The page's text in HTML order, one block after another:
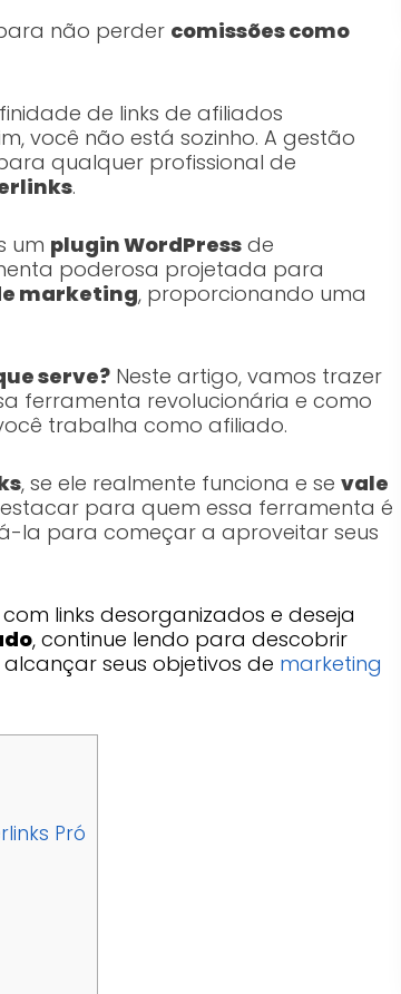
não perder comissões como
de links de afiliados
você não está sozinho. A gestão
qualquer profissional de
.
um plugin WordPressde
poderosa projetada para
marketing, proporcionando uma
serve?Neste artigo, vamos trazer
ferramenta revolucionária e como
trabalha como afiliado.
, se ele realmente funciona e se vale
para quem essa ferramenta é
la para começar a aproveitar seus
links desorganizados e deseja
, continue lendo para descobrir
seus objetivos de marketing
Pró